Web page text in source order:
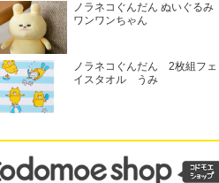
ノラネコぐんだん ぬいぐるみ
ワンワンちゃん
ノラネコぐんだん 2枚組フェ
イスタオル うみ